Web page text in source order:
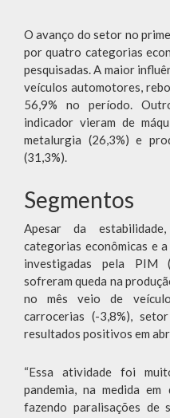
O avanço do setor no
por quatro categorias
pesquisadas. A maior
veículos automotores,
56,9% no período.
indicador vieram de
metalurgia (26,3%) e
(31,3%).
Segmentos
Apesar da
categorias econômicas e
investigadas pela PIM
sofreram queda na
no mês veio de
carrocerias (-3,8%),
resultados positivos em
“Essa atividade foi
pandemia, na medida
fazendo paralisações de